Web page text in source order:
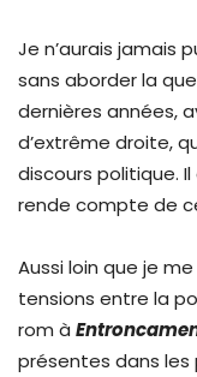
Je n’aurais jamais
sans aborder la
dernières années,
d’extrême droite,
discours politique.
rende compte de
Aussi loin que je
tensions entre la
rom à
présentes dans les